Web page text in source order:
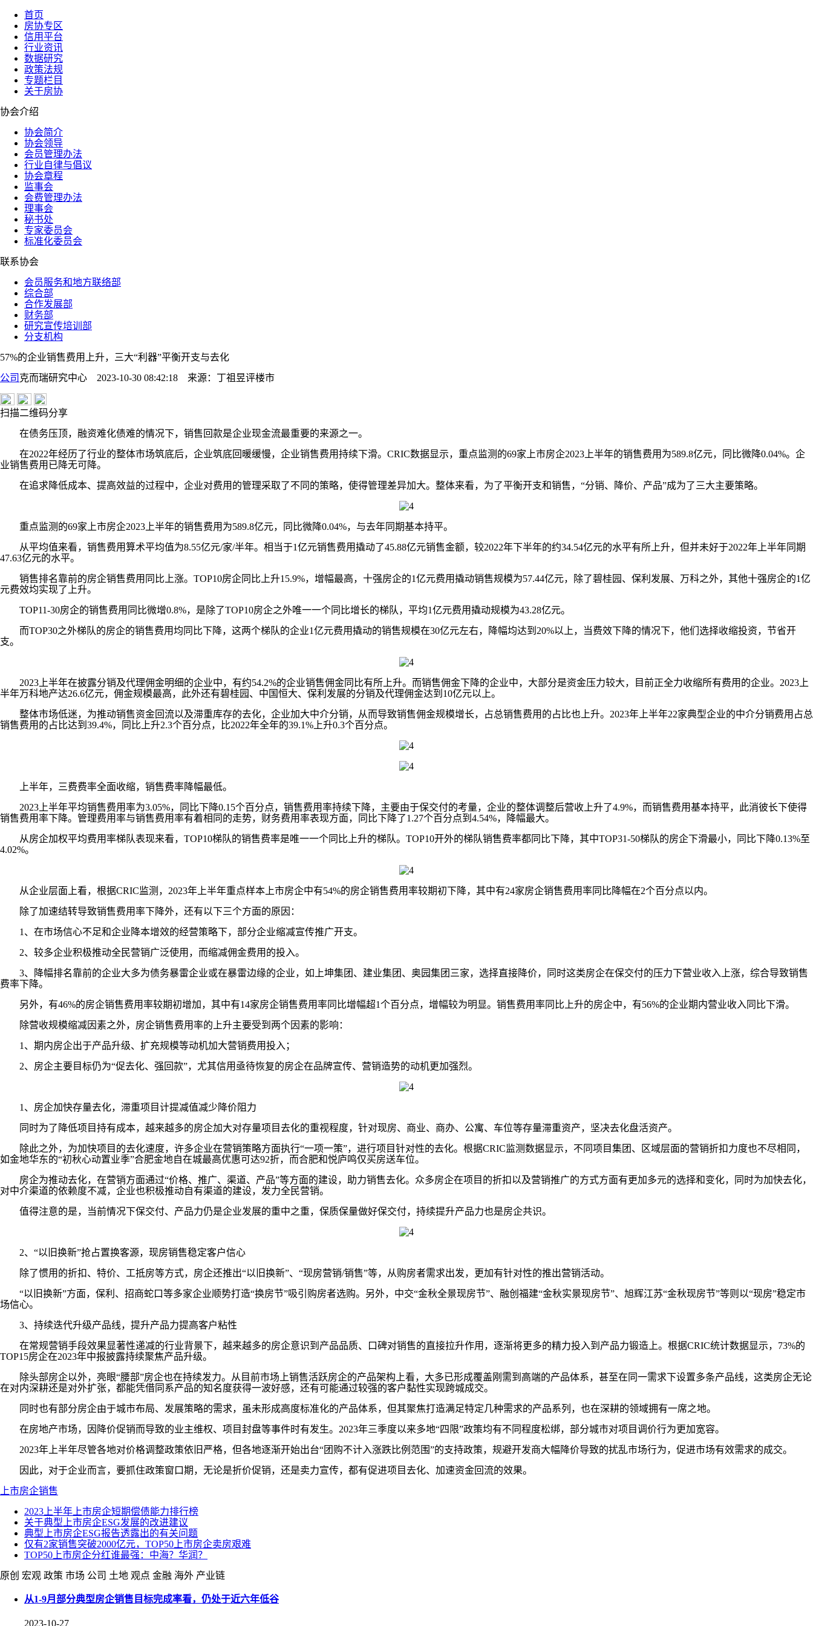
首页
房协专区
信用平台
行业资讯
数据研究
政策法规
专题栏目
关于房协
协会介绍
协会简介
协会领导
会员管理办法
行业自律与倡议
协会章程
监事会
会费管理办法
理事会
秘书处
专家委员会
标准化委员会
联系协会
会员服务和地方联络部
综合部
合作发展部
财务部
研究宣传培训部
分支机构
57%的企业销售费用上升，三大“利器”平衡开支与去化
公司 克而瑞研究中心 2023-10-30 08:42:18 来源： 丁祖昱评楼市
扫描二维码分享
在债务压顶，融资难化债难的情况下，销售回款是企业现金流最重要的来源之一。
在2022年经历了行业的整体市场筑底后，企业筑底回暖缓慢，企业销售费用持续下滑。CRIC数据显示，重点监测的69家上市房企2023上半年的销售费用为589.8亿元，同比微降0.04%。企
业销售费用已降无可降。
在追求降低成本、提高效益的过程中，企业对费用的管理采取了不同的策略，使得管理差异加大。整体来看，为了平衡开支和销售，“分销、降价、产品”成为了三大主要策略。
重点监测的69家上市房企2023上半年的销售费用为589.8亿元，同比微降0.04%，与去年同期基本持平。
从平均值来看，销售费用算术平均值为8.55亿元/家/半年。相当于1亿元销售费用撬动了45.88亿元销售金额，较2022年下半年的约34.54亿元的水平有所上升，但并未好于2022年上半年同期
47.63亿元的水平。
销售排名靠前的房企销售费用同比上涨。TOP10房企同比上升15.9%，增幅最高，十强房企的1亿元费用撬动销售规模为57.44亿元，除了碧桂园、保利发展、万科之外，其他十强房企的1亿
元费效均实现了上升。
TOP11-30房企的销售费用同比微增0.8%，是除了TOP10房企之外唯一一个同比增长的梯队，平均1亿元费用撬动规模为43.28亿元。
而TOP30之外梯队的房企的销售费用均同比下降，这两个梯队的企业1亿元费用撬动的销售规模在30亿元左右，降幅均达到20%以上，当费效下降的情况下，他们选择收缩投资，节省开
支。
2023上半年在披露分销及代理佣金明细的企业中，有约54.2%的企业销售佣金同比有所上升。而销售佣金下降的企业中，大部分是资金压力较大，目前正全力收缩所有费用的企业。2023上
半年万科地产达26.6亿元，佣金规模最高，此外还有碧桂园、中国恒大、保利发展的分销及代理佣金达到10亿元以上。
整体市场低迷，为推动销售资金回流以及滞重库存的去化，企业加大中介分销，从而导致销售佣金规模增长，占总销售费用的占比也上升。2023年上半年22家典型企业的中介分销费用占总
销售费用的占比达到39.4%，同比上升2.3个百分点，比2022年全年的39.1%上升0.3个百分点。
上半年，三费费率全面收缩，销售费率降幅最低。
2023上半年平均销售费用率为3.05%，同比下降0.15个百分点，销售费用率持续下降，主要由于保交付的考量，企业的整体调整后营收上升了4.9%，而销售费用基本持平，此消彼长下使得
销售费用率下降。管理费用率与销售费用率有着相同的走势，财务费用率表现方面，同比下降了1.27个百分点到4.54%，降幅最大。
从房企加权平均费用率梯队表现来看，TOP10梯队的销售费率是唯一一个同比上升的梯队。TOP10开外的梯队销售费率都同比下降，其中TOP31-50梯队的房企下滑最小，同比下降0.13%至
4.02%。
从企业层面上看，根据CRIC监测，2023年上半年重点样本上市房企中有54%的房企销售费用率较期初下降，其中有24家房企销售费用率同比降幅在2个百分点以内。
除了加速结转导致销售费用率下降外，还有以下三个方面的原因：
1、在市场信心不足和企业降本增效的经营策略下，部分企业缩减宣传推广开支。
2、较多企业积极推动全民营销广泛使用，而缩减佣金费用的投入。
3、降幅排名靠前的企业大多为债务暴雷企业或在暴雷边缘的企业，如上坤集团、建业集团、奥园集团三家，选择直接降价，同时这类房企在保交付的压力下营业收入上涨，综合导致销售
费率下降。
另外，有46%的房企销售费用率较期初增加，其中有14家房企销售费用率同比增幅超1个百分点，增幅较为明显。销售费用率同比上升的房企中，有56%的企业期内营业收入同比下滑。
除营收规模缩减因素之外，房企销售费用率的上升主要受到两个因素的影响：
1、期内房企出于产品升级、扩充规模等动机加大营销费用投入；
2、房企主要目标仍为“促去化、强回款”，尤其信用亟待恢复的房企在品牌宣传、营销造势的动机更加强烈。
1、房企加快存量去化，滞重项目计提减值减少降价阻力
同时为了降低项目持有成本，越来越多的房企加大对存量项目去化的重视程度，针对现房、商业、商办、公寓、车位等存量滞重资产，坚决去化盘活资产。
除此之外，为加快项目的去化速度，许多企业在营销策略方面执行“一项一策”，进行项目针对性的去化。根据CRIC监测数据显示，不同项目集团、区域层面的营销折扣力度也不尽相同，
如金地华东的“初秋心动置业季”合肥金地自在城最高优惠可达92折，而合肥和悦庐鸣仅买房送车位。
房企为推动去化，在营销方面通过“价格、推广、渠道、产品”等方面的建设，助力销售去化。众多房企在项目的折扣以及营销推广的方式方面有更加多元的选择和变化，同时为加快去化，
对中介渠道的依赖度不减，企业也积极推动自有渠道的建设，发力全民营销。
值得注意的是，当前情况下保交付、产品力仍是企业发展的重中之重，保质保量做好保交付，持续提升产品力也是房企共识。
2、“以旧换新”抢占置换客源，现房销售稳定客户信心
除了惯用的折扣、特价、工抵房等方式，房企还推出“以旧换新”、“现房营销/销售”等，从购房者需求出发，更加有针对性的推出营销活动。
“以旧换新”方面，保利、招商蛇口等多家企业顺势打造“换房节”吸引购房者选购。另外，中交“金秋全景现房节”、融创福建“金秋实景现房节”、旭辉江苏“金秋现房节”等则以“现房”稳定市
场信心。
3、持续迭代升级产品线，提升产品力提高客户粘性
在常规营销手段效果显著性递减的行业背景下，越来越多的房企意识到产品品质、口碑对销售的直接拉升作用，逐渐将更多的精力投入到产品力锻造上。根据CRIC统计数据显示，73%的
TOP15房企在2023年中报披露持续聚焦产品升级。
除头部房企以外，亮眼“腰部”房企也在持续发力。从目前市场上销售活跃房企的产品架构上看，大多已形成覆盖刚需到高端的产品体系，甚至在同一需求下设置多条产品线，这类房企无论
在对内深耕还是对外扩张，都能凭借同系产品的知名度获得一波好感，还有可能通过较强的客户黏性实现跨城成交。
同时也有部分房企由于城市布局、发展策略的需求，虽未形成高度标准化的产品体系，但其聚焦打造满足特定几种需求的产品系列，也在深耕的领域拥有一席之地。
在房地产市场，因降价促销而导致的业主维权、项目封盘等事件时有发生。2023年三季度以来多地“四限”政策均有不同程度松绑，部分城市对项目调价行为更加宽容。
2023年上半年尽管各地对价格调整政策依旧严格，但各地逐渐开始出台“团购不计入涨跌比例范围”的支持政策，规避开发商大幅降价导致的扰乱市场行为，促进市场有效需求的成交。
因此，对于企业而言，要抓住政策窗口期，无论是折价促销，还是卖力宣传，都有促进项目去化、加速资金回流的效果。
上市房企销售
2023上半年上市房企短期偿债能力排行榜
关于典型上市房企ESG发展的改进建议
典型上市房企ESG报告透露出的有关问题
仅有2家销售突破2000亿元，TOP50上市房企卖房艰难
TOP50上市房企分红谁最强：中海？华润？
原创 宏观 政策 市场 公司 土地 观点 金融 海外 产业链
从1-9月部分典型房企销售目标完成率看，仍处于近六年低谷
2023-10-27